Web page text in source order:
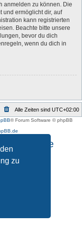
zu
anmelden zu können. Die
und ermöglicht dir, auf
kann registrierten
Beachte bitte unsere
bevor du dich
wenn du dich in
Alle Zeiten sind UTC+02:00
® Forum Software © phpBB